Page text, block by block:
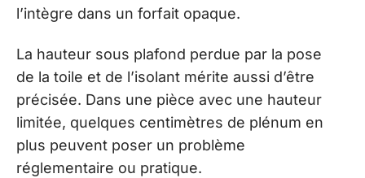
l’intègre dans un forfait opaque.
La hauteur sous plafond perdue par la pose
de la toile et de l’isolant mérite aussi d’être
précisée. Dans une pièce avec une hauteur
limitée, quelques centimètres de plénum en
plus peuvent poser un problème
réglementaire ou pratique.